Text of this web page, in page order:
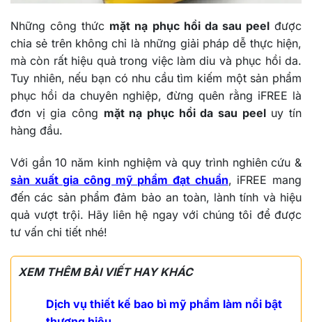
Những công thức mặt nạ phục hồi da sau peelđược
chia sẻ trên không chỉ là những giải pháp dễ thực hiện,
mà còn rất hiệu quả trong việc làm diu và phục hồi da.
Tuy nhiên, nếu bạn có nhu cầu tìm kiếm một sản phẩm
phục hồi da chuyên nghiệp, đừng quên rằng iFREE là
đơn vị gia công mặt nạ phục hồi da sau peeluy tín
hàng đầu.
Với gần 10 năm kinh nghiệm và quy trình nghiên cứu &
sản xuất gia công mỹ phẩm đạt chuẩn, iFREE mang
đến các sản phẩm đảm bảo an toàn, lành tính và hiệu
quả vượt trội. Hãy liên hệ ngay với chúng tôi để được
tư vấn chi tiết nhé!
XEM THÊM BÀI VIẾT HAY KHÁC
Dịch vụ thiết kế bao bì mỹ phẩm làm nổi bật